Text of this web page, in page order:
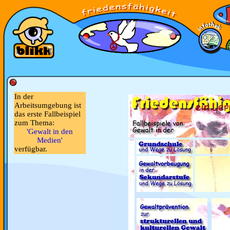
In der
Arbeitsumgebung ist
das erste Fallbeispiel
zum Thema:
'Gewalt in den
Medien'
verfügbar.